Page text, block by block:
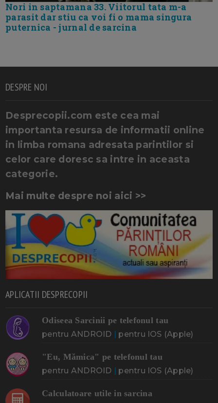
Nori in saptamana 33. Viitorul tata m-a
parasit dar stiu ca voi fi o mama singura
puternica - jurnal de sarcina
DESPRE NOI
Desprecopii.com este cea mai
importanta resursa de informatii online
in limba romana adresata parintilor si
celor care doresc sa intre in aceasta
categorie.
Mai multe despre noi aici >>
APLICATII DESPRECOPII
Odiseea Sarcinii pe telefonul tau
pentru ANDROID | pentru IOS (Apple)
"Eu, Mămica" pe telefonul tau
pentru ANDROID | pentru IOS (Apple)
Calculatoare utile in sarcina